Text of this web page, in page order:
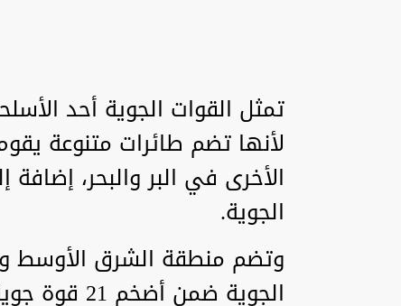
تمثل القوات الجوية أحد
لأنها تضم طائرات متنوعة
الأخرى في البر والبحر،
الجوية.